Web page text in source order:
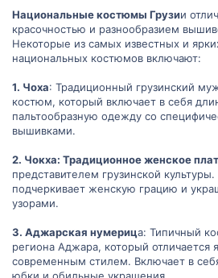
Национальные костюмы Грузии
красочностью и разнообразием
Некоторые из самых известных и
национальных костюмов включают:
1. Чоха: Традиционный грузинский
костюм, который включает в себя
пальтообразную одежду со
вышивками.
2. Чокха: Традиционное женское
представителем грузинской
подчеркивает женскую грацию и
узорами.
3. Аджарская нумерица: Типичный
региона Аджара, который отличается
современным стилем. Включает в
юбки и обильные украшения.